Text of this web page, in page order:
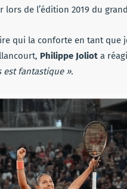
lors de l’édition 2019 du
qui la conforte en tant
Philippe Joliot a
fantastique ».